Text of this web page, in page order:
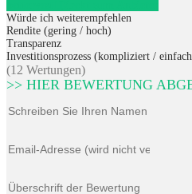
Würde ich weiterempfehlen
Rendite (gering / hoch)
Transparenz
Investitionsprozess (kompliziert /
(12 Wertungen)
>> HIER BEWERTUNG